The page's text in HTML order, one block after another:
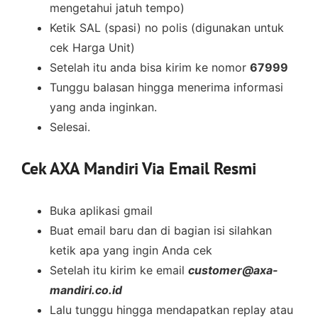
mengetahui jatuh tempo)
Ketik SAL (spasi) no polis (digunakan untuk
cek Harga Unit)
Setelah itu anda bisa kirim ke nomor 67999
Tunggu balasan hingga menerima informasi
yang anda inginkan.
Selesai.
Cek AXA Mandiri Via Email Resmi
Buka aplikasi gmail
Buat email baru dan di bagian isi silahkan
ketik apa yang ingin Anda cek
Setelah itu kirim ke email customer@axa-
mandiri.co.id
Lalu tunggu hingga mendapatkan replay atau